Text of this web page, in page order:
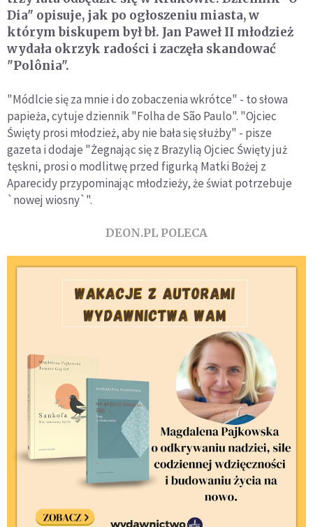
Dia" opisuje, jak po ogłoszeniu miasta, w
którym biskupem był bł. Jan Paweł II młodzież
wydała okrzyk radości i zaczęła skandować
"Polônia".
"Módlcie się za mnie i do zobaczenia wkrótce" - to słowa
papieża, cytuje dziennik "Folha de São Paulo". "Ojciec
Święty prosi młodzież, aby nie bała się służby" - pisze
gazeta i dodaje "Żegnając się z Brazylią Ojciec Święty już
tęskni, prosi o modlitwę przed figurką Matki Bożej z
Aparecidy przypominając młodzieży, że świat potrzebuje
`nowej wiosny`".
DEON.PL POLECA